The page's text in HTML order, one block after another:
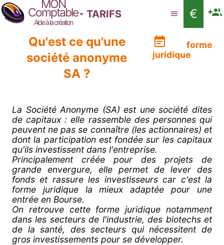
MON
Comptable
Aide à la création
TARIFS
€
Qu'est ce qu'une
société anonyme
SA ?
forme
juridique
La Société Anonyme (SA) est une société dites
de capitaux : elle rassemble des personnes qui
peuvent ne pas se connaître (les actionnaires) et
dont la participation est fondée sur les capitaux
qu'ils investissent dans l'entreprise.
Principalement créée pour des projets de
grande envergure, elle permet de lever des
fonds et rassure les investisseurs car c'est la
forme juridique la mieux adaptée pour une
entrée en Bourse.
On retrouve cette forme juridique notamment
dans les secteurs de l'industrie, des biotechs et
de la santé, des secteurs qui nécessitent de
gros investissements pour se développer.